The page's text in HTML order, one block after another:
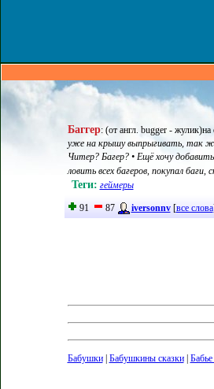
Баггер: (от англ. bugger -
уже на крышу выпрыгивать, так
Читер? Багер? • Ещё хочу
ловить всех багеров, покупал баги,
Теги: геймеры
91 87 iversonnv[все слова
Бабушки| Бабушкины сказки|